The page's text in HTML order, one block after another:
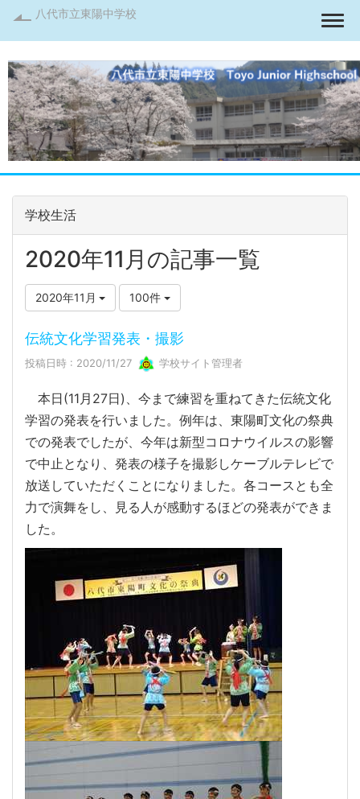
八代市立東陽中学校
学校生活
2020年11月の記事一覧
2020年11月 100件
伝統文化学習発表・撮影
投稿日時 : 2020/11/27 学校サイト管理者
本日(11月27日)、今まで練習を重ねてきた伝統文化
学習の発表を行いました。例年は、東陽町文化の祭典
での発表でしたが、今年は新型コロナウイルスの影響
で中止となり、発表の様子を撮影しケーブルテレビで
放送していただくことになりました。各コースとも全
力で演舞をし、見る人が感動するほどの発表ができま
した。